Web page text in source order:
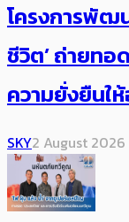
โครงการพัฒ
ชีวิต’ ถ่ายท
ความยั่งยืนใ
SKY2 August 2026